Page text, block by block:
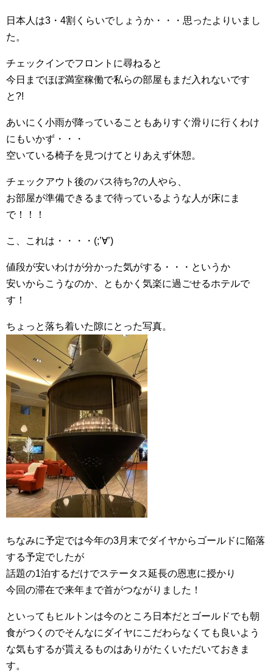
日本人は3・4割くらいでしょうか・・・思ったよりいまし
た。
チェックインでフロントに尋ねると
今日までほぼ満室稼働で私らの部屋もまだ入れないです
と?!
あいにく小雨が降っていることもありすぐ滑りに行くわけ
にもいかず・・・
空いている椅子を見つけてとりあえず休憩。
チェックアウト後のバス待ち?の人やら、
お部屋が準備できるまで待っているような人が床にま
で！！！
こ、これは・・・・(;’∀’)
値段が安いわけが分かった気がする・・・というか
安いからこうなのか、ともかく気楽に過ごせるホテルで
す！
ちょっと落ち着いた隙にとった写真。
ちなみに予定では今年の3月末でダイヤからゴールドに陥落
する予定でしたが
話題の1泊するだけでステータス延長の恩恵に授かり
今回の滞在で来年まで首がつながりました！
といってもヒルトンは今のところ日本だとゴールドでも朝
食がつくのでそんなにダイヤにこだわらなくても良いよう
な気もするが貰えるものはありがたくいただいておきま
す。